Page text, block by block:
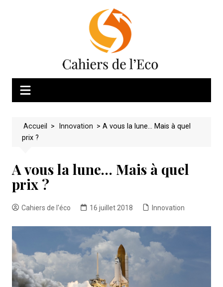
Accueil > Innovation > A vous la lune… Mais à quel
prix ?
A vous la lune… Mais à quel
prix ?
Cahiers de l'éco 16 juillet 2018 Innovation